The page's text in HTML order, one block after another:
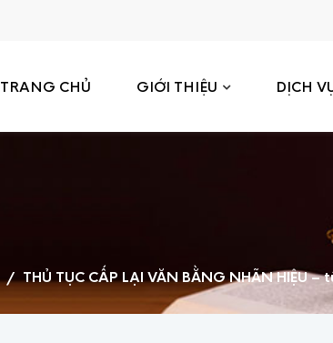
TRANG CHỦ GIỚI THIỆU DỊCH
/ THỦ TỤC CẤP LẠI VĂN BẰNG NHÃN HIỆU